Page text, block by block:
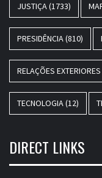
JUSTIÇA(1733)
PRESIDÊNCIA(810)
RELAÇÕES EXTERIORES
TECNOLOGIA(12)
DIRECT LINKS